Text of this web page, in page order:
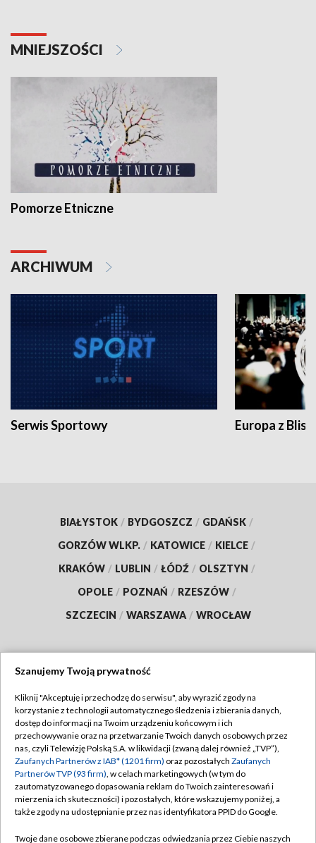
MNIEJSZOŚCI
Pomorze Etniczne
ARCHIWUM
Serwis Sportowy Europa z
BIAŁYSTOK / BYDGOSZCZ / GDAŃSK /
GORZÓW WLKP. / KATOWICE / KIELCE /
KRAKÓW / LUBLIN / ŁÓDŹ / OLSZTYN /
OPOLE / POZNAŃ / RZESZÓW /
SZCZECIN / WARSZAWA / WROCŁAW
TVP
Abonament TVP
Emisja w TVP
Centrum informacji TVP
Naziemna Telewizja Cyfrowa
Regulamin TVP
Polityka prywatności
Moje zgody
Pomoc
Szanujemy Twoją prywatność
Kliknij "Akceptuję i przechodzę do serwisu", aby wyrazić zgody na
korzystanie z technologii automatycznego śledzenia i zbierania danych,
dostęp do informacji na Twoim urządzeniu końcowym i ich
przechowywanie oraz na przetwarzanie Twoich danych osobowych przez
nas, czyli Telewizję Polską S.A. w likwidacji (zwaną dalej również „TVP”),
Zaufanych Partnerów z IAB* (1201 firm) oraz pozostałych Zaufanych
Partnerów TVP (93 firm), w celach marketingowych (w tym do
zautomatyzowanego dopasowania reklam do Twoich zainteresowań i
mierzenia ich skuteczności) i pozostałych, które wskazujemy poniżej, a
także zgody na udostępnianie przez nas identyfikatora PPID do Google.
Twoje dane osobowe zbierane podczas odwiedzania przez Ciebie naszych